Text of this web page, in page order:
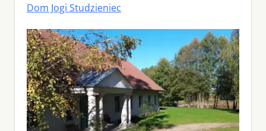
Dom Jogi Studzieniec